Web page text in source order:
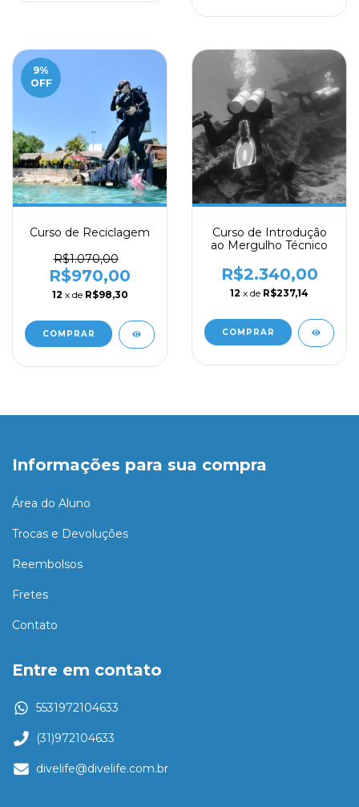
9%
OFF
Curso de Reciclagem
R$1.070,00
R$970,00
12 x de R$98,30
Curso de Introdução
ao Mergulho Técnico
R$2.340,00
12 x de R$237,14
Informações para sua compra
Área do Aluno
Trocas e Devoluções
Reembolsos
Fretes
Contato
Entre em contato
5531972104633
(31)972104633
divelife@divelife.com.br